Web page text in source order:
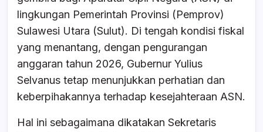
e
b
o
o
k
s
A
p
p
a
d
s
e
lingkungan Pemerintah Provinsi (Pemprov)
Sulawesi Utara (Sulut). Di tengah kondisi fiskal
yang menantang, dengan pengurangan
anggaran tahun 2026, Gubernur Yulius
Selvanus tetap menunjukkan perhatian dan
keberpihakannya terhadap kesejahteraan ASN.
Hal ini sebagaimana dikatakan Sekretaris